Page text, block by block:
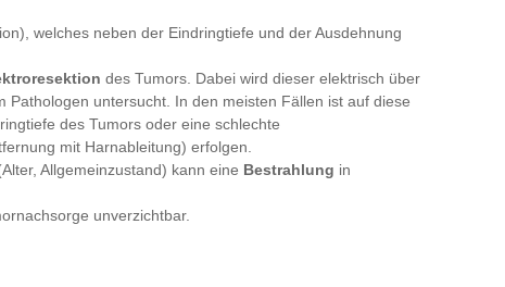
welches neben der Eindringtiefe und der Ausdehnung
des Tumors. Dabei wird dieser elektrisch über
untersucht. In den meisten Fällen ist auf diese
des Tumors oder eine schlechte
mit Harnableitung) erfolgen.
Allgemeinzustand) kann eine Bestrahlung in
unverzichtbar.